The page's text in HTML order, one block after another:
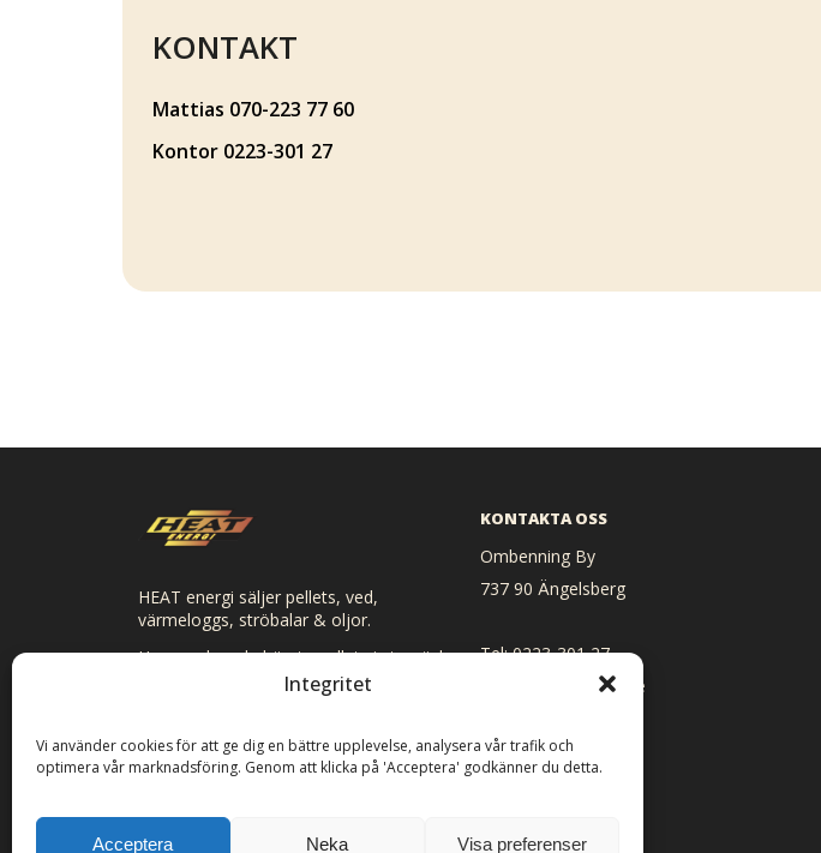
Integritet
Vi använder cookies för att ge dig en bättre upplevelse, analysera vår trafik och
optimera vår marknadsföring. Genom att klicka på 'Acceptera' godkänner du detta.
Acceptera Neka Visa preferenser
KONTAKT
Mattias 070-223 77 60
Kontor 0223-301 27
HEAT energi säljer pellets, ved,
värmeloggs, ströbalar & oljor.
Hos oss kan du hämta pellets i storsäck
och småsäck, ved, ströbalar och loggs.
Vi levererar direkt hem till dig om du så
KONTAKTA OSS
Ombenning By
737 90 Ängelsberg
Tel: 0223-301 27
E-post: heat@heat.se